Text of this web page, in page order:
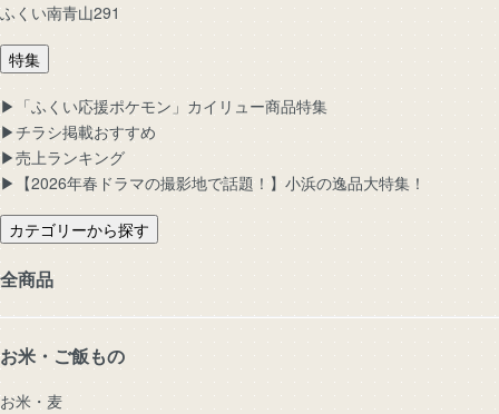
ふくい南青山291
特集
▶︎「ふくい応援ポケモン」カイリュー商品特集
▶︎チラシ掲載おすすめ
▶︎売上ランキング
▶︎【2026年春ドラマの撮影地で話題！】小浜の逸品大特集！
カテゴリーから探す
全商品
お米・ご飯もの
お米・麦